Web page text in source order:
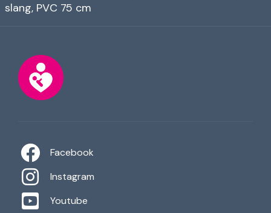
slang, PVC 75 cm
Facebook
Instagram
Youtube